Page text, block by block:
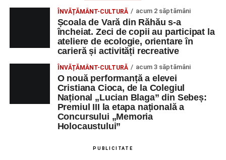
ÎNVĂȚĂMÂNT-CULTURĂ acum 2 săptămâni
Școala de Vară din Răhău s-a
încheiat. Zeci de copii au participat la
ateliere de ecologie, orientare în
carieră și activități recreative
ÎNVĂȚĂMÂNT-CULTURĂ acum 3 săptămâni
O nouă performanță a elevei
Cristiana Cioca, de la Colegiul
Național „Lucian Blaga” din Sebeș:
Premiul III la etapa națională a
Concursului „Memoria
Holocaustului”
PUBLICITATE